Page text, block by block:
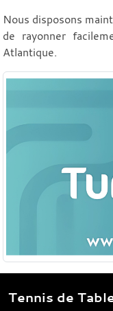
Nous disposons
de rayonner
Atlantique.
Tennis de